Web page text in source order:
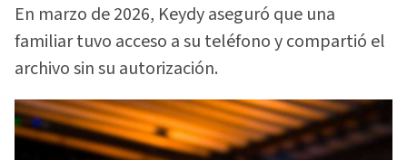
En marzo de 2026, Keydy aseguró que una
familiar tuvo acceso a su teléfono y compartió el
archivo sin su autorización.